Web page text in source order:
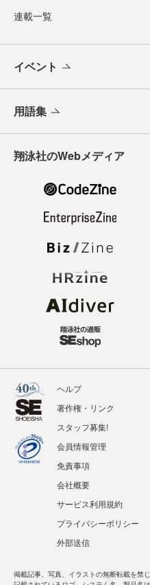
連載一覧
イベント
用語集
翔泳社のWebメディア
ヘルプ
著作権・リンク
スタッフ募集!
会員情報管理
免責事項
会社概要
サービス利用規約
プライバシーポリシー
外部送信
掲載記事、写真、イラストの無断転載を禁じ